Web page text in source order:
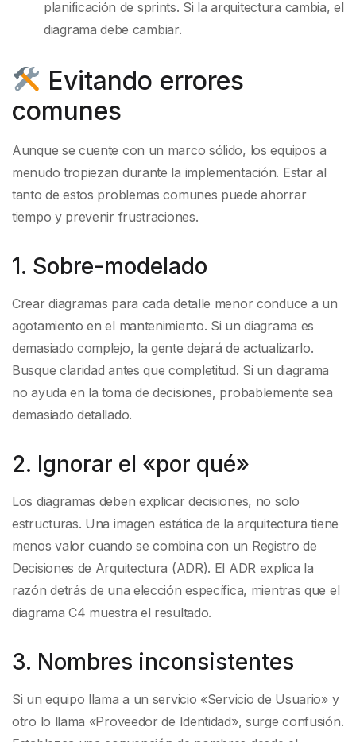
planificación de sprints. Si la arquitectura cambia, el
diagrama debe cambiar.
Evitando errores
comunes
Aunque se cuente con un marco sólido, los equipos a
menudo tropiezan durante la implementación. Estar al
tanto de estos problemas comunes puede ahorrar
tiempo y prevenir frustraciones.
1. Sobre-modelado
Crear diagramas para cada detalle menor conduce a un
agotamiento en el mantenimiento. Si un diagrama es
demasiado complejo, la gente dejará de actualizarlo.
Busque claridad antes que completitud. Si un diagrama
no ayuda en la toma de decisiones, probablemente sea
demasiado detallado.
2. Ignorar el «por qué»
Los diagramas deben explicar decisiones, no solo
estructuras. Una imagen estática de la arquitectura tiene
menos valor cuando se combina con un Registro de
Decisiones de Arquitectura (ADR). El ADR explica la
razón detrás de una elección específica, mientras que el
diagrama C4 muestra el resultado.
3. Nombres inconsistentes
Si un equipo llama a un servicio «Servicio de Usuario» y
otro lo llama «Proveedor de Identidad», surge confusión.